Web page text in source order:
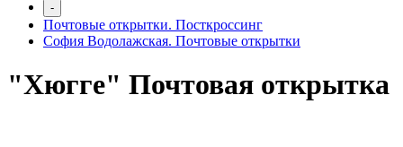
-
Почтовые открытки. Посткроссинг
София Водолажская. Почтовые открытки
"Хюгге" Почтовая открытка